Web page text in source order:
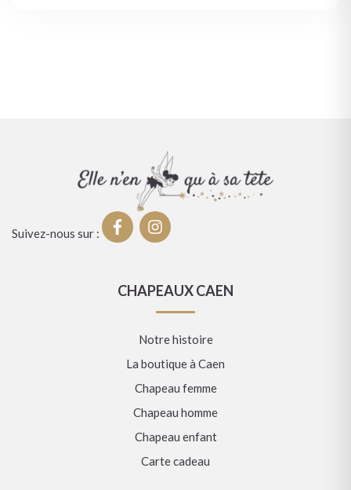
Suivez-nous sur :
CHAPEAUX CAEN
Notre histoire
La boutique à Caen
Chapeau femme
Chapeau homme
Chapeau enfant
Carte cadeau